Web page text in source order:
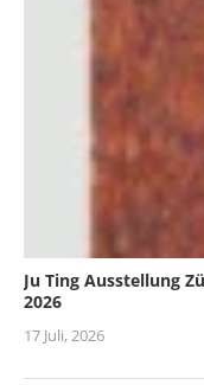
Ju Ting Ausstellung
2026
17 Juli, 2026